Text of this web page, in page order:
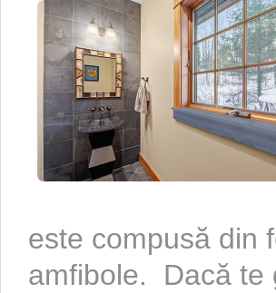
este compusă din
amfibole. Dacă te